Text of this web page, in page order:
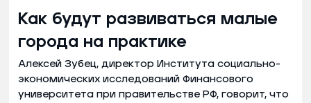
Как будут развиваться малые
города на практике
Алексей Зубец, директор Института социально-
экономических исследований Финансового
университета при правительстве РФ, говорит, что